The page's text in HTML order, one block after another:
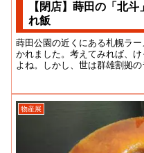
【閉店】蒔田の「北
れ飯
蒔田公園の近くにある札幌ラ
かれました。考えてみれば、
よね。しかし、世は群雄割拠
物産展